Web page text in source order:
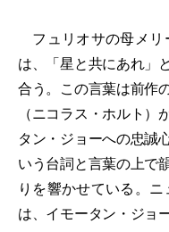
フュリオサの母メリ
は、「星と共にあれ」
合う。この言葉は前作
（ニコラス・ホルト
タン・ジョーへの忠誠
いう台詞と言葉の上で
りを響かせている。ニ
は、イモータン・ジョ